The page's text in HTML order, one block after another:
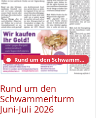
Rund um den Schwammerlturm
Rund um den
Schwammerlturm
Juni-Juli 2026